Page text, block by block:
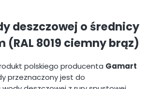
deszczowej o średnicy
8019 ciemny brąz)
polskiego producenta Gamart
przeznaczony jest do